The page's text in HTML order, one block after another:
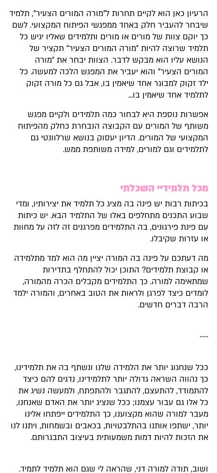
הרעיון כאן הוא לקיים תחרות ל"מורה המורים הצעיר", תלמיד
שיבחר להעביר חלק באחד ממפגשי הפיתוח המקצועי. לשם
כך יוקם צוות של מורים או מורים ותלמידים שאליו יגיש כל
תלמיד שרוצה להיות "מורה המורים הצעיר" תקציר של
הנושא עליו הוא מבקש לדבר. הצוות יבחר את "מורה
המורים הצעיר" והוא יעביר את המפגש הלכה למעשה. כל
ילד זקוק למבוגר אחד שיאמין בו, אבל גם כל מורה זקוק
לתלמיד אחד שיאמין בו...
אפשרות נוספת היא לבחור כמה תלמידים ולקיים מפגש
משותף של המורים עם הקבוצה הנבחרת כחלק מהפיתוח
המקצועי של המורים. הדיון יעסוק בנושא שרלוונטי גם
לתלמידים וגם למורים, למידה משותפת ממש.
מכל תלמידיי השכלתי
בכיתות רבות יש פינה בה מציג כל תלמיד את יצירותיו, ומדי
שבוע התכנים מתחלפים באלו של התלמיד הבא. יש כיתות
עם פינת פירגונים, בה התלמידים מפרגנים זה לזה על מחוות
או עזרות שקיבלו.
מה דעתכם על פינה בה המורה יציין מה הוא למד מתלמידה
או קבוצת תלמידים? התוכן יכול להתחלף בתדירות
שמתאימה למורה. כך התלמידים מקבלים הכרה מהמורה,
לומדים כיצד לפרגן ולראות את הטוב באחרים, והמורה ילמד
הרבה דברים חדשים.
---
ככל שנחגוג יותר את הלמידה שלנו ונשתף בה את תלמידינו,
כך נהווה השראה גדולה יותר לתלמידינו, נדגים להם כיצד
להתמודד, להתעצם, להתגבר ולהתפתח, ולמעשה נשיג את
כל אלו גם עבור עצמנו; ככל שנציג יותר את האדם שאנחנו,
מעבר למורה שהוא מקצוענו, כך התלמידים ייפתחו אלינו
יותר, ישתפו אותנו בהתלבטויות, בכאבים ובשמחות, ויתנו לנו
את הזכות להיות דמות משמעותית בעיצוב התבגרותם.
ושוב, תודה למורה דני, שהראה לי שגם הוא תלמיד לתמיד.